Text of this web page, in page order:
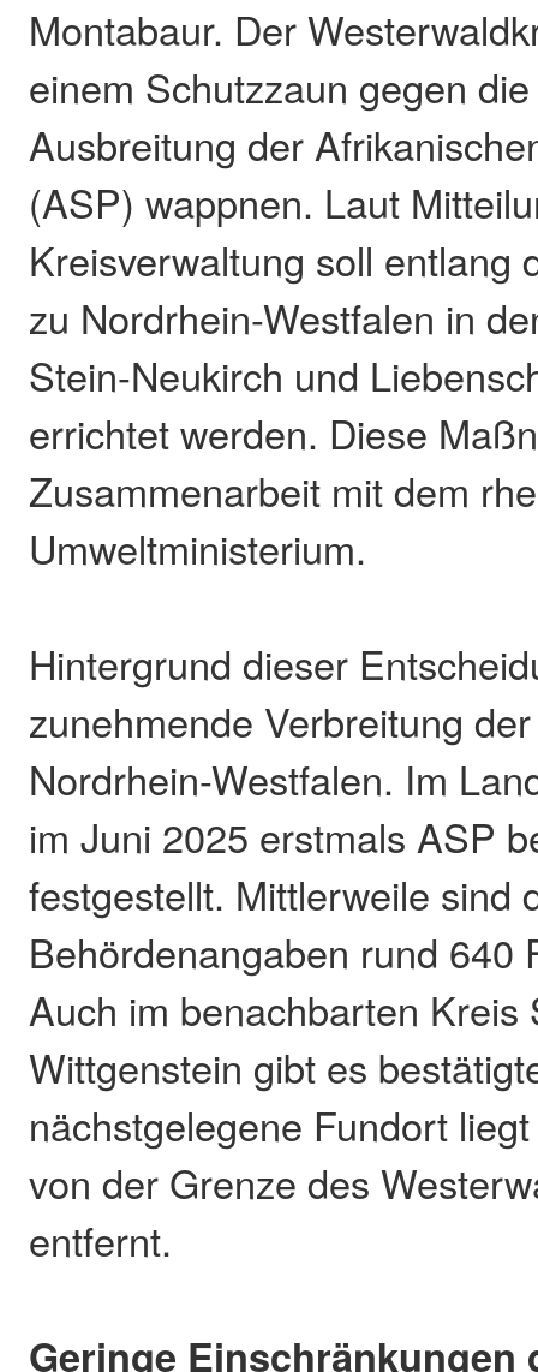
Montabaur. Der
einem Schutzzaun gegen
Ausbreitung der
(ASP) wappnen. Laut
Kreisverwaltung soll entlang
zu Nordrhein-Westfalen in
Stein-Neukirch und
errichtet werden. Diese
Zusammenarbeit mit dem
Umweltministerium.
Hintergrund dieser
zunehmende Verbreitung
Nordrhein-Westfalen. Im
im Juni 2025 erstmals ASP
festgestellt. Mittlerweile sind
Behördenangaben rund 640
Auch im benachbarten Kreis
Wittgenstein gibt es
nächstgelegene Fundort
von der Grenze des
entfernt.
Geringe Einschränkungen